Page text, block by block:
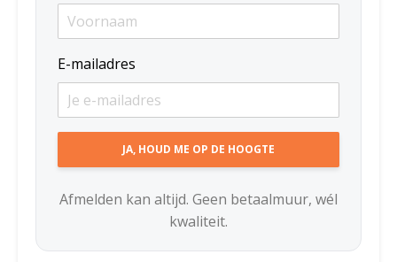
E-mailadres
Afmelden kan altijd. Geen betaalmuur, wél
kwaliteit.